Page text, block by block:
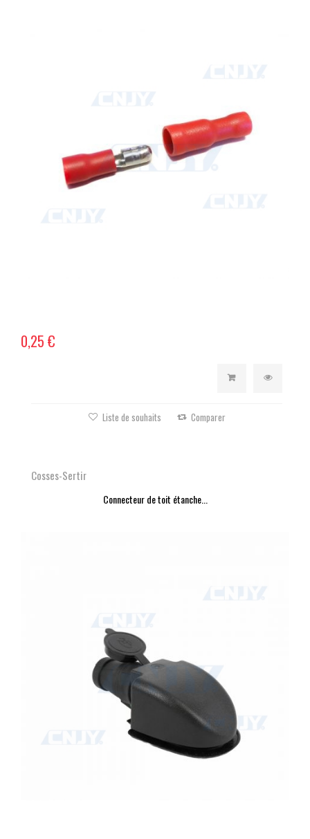
0,25 €
Liste de souhaits Comparer
Cosses-Sertir
Connecteur de toit étanche...